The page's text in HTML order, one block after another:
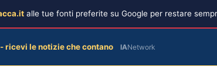
alle tue fonti preferite su Google per restare
ricevi le notizie che contano IANetwork